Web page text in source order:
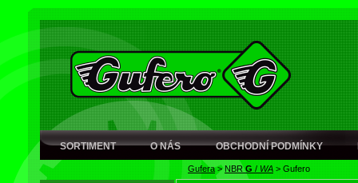
SORTIMENT O NÁS OBCHODNÍ PODMÍNKY
Gufera> NBRG / WA > Gufero